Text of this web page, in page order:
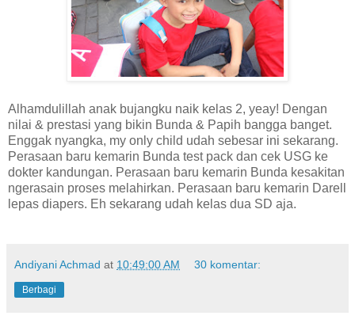
Alhamdulillah anak bujangku naik kelas 2, yeay! Dengan
nilai & prestasi yang bikin Bunda & Papih bangga banget.
Enggak nyangka, my only child udah sebesar ini sekarang.
Perasaan baru kemarin Bunda test pack dan cek USG ke
dokter kandungan. Perasaan baru kemarin Bunda kesakitan
ngerasain proses melahirkan. Perasaan baru kemarin Darell
lepas diapers. Eh sekarang udah kelas dua SD aja.
Andiyani Achmad at 10:49:00 AM 30 komentar:
Berbagi